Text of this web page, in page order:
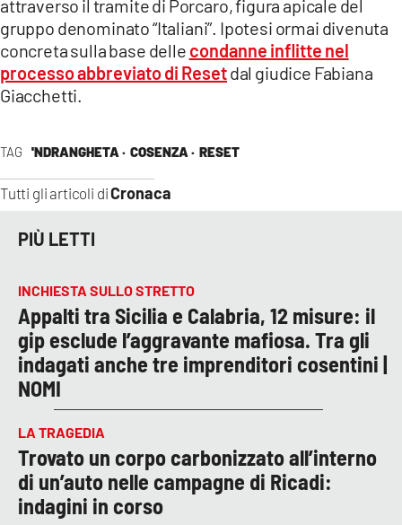
TAG 'NDRANGHETA · COSENZA · RESET
Tutti gli articoli diCronaca
attraverso il tramite di Porcaro, figura apicale del
gruppo denominato “Italiani”. Ipotesi ormai divenuta
concreta sulla base delle condanne inflitte nel
processo abbreviato di Resetdal giudice Fabiana
Giacchetti.
PIÙ LETTI
INCHIESTA SULLO STRETTO
Appalti tra Sicilia e Calabria, 12 misure: il
gip esclude l’aggravante mafiosa. Tra gli
indagati anche tre imprenditori cosentini |
NOMI
LA TRAGEDIA
Trovato un corpo carbonizzato all’interno
di un’auto nelle campagne di Ricadi:
indagini in corso